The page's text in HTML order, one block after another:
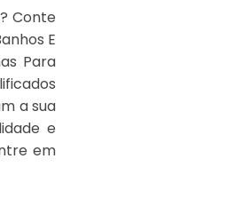
Conte
E
Para
a sua
e
em